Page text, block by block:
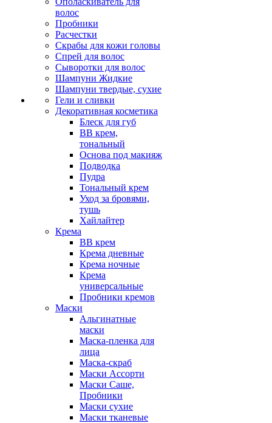
волос
Пробники
Расчестки
Скрабы для кожи головы
Спрей для волос
Сыворотки для волос
Шампуни Жидкие
Шампуни твердые, сухие
Гели и сливки
Декоративная косметика
Блеск для губ
ВВ крем,
тональный
Основа под макияж
Подводка
Пудра
Тональный крем
Уход за бровями,
тушь
Хайлайтер
Крема
ВВ крем
Крема дневные
Крема ночные
Крема
универсальные
Пробники кремов
Маски
Альгинатные
маски
Маска-пленка для
лица
Маска-скраб
Маски Ассорти
Маски Саше,
Пробники
Маски сухие
Маски тканевые